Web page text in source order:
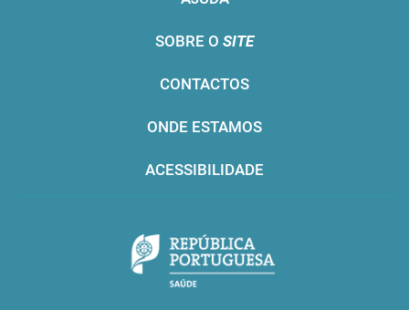
SOBRE O SITE
CONTACTOS
ONDE ESTAMOS
ACESSIBILIDADE